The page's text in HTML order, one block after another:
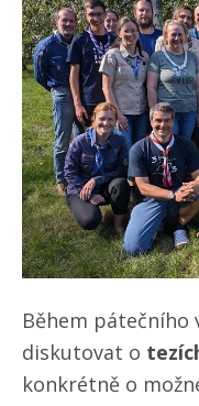
Během pátečního
diskutovat o
konkrétně o